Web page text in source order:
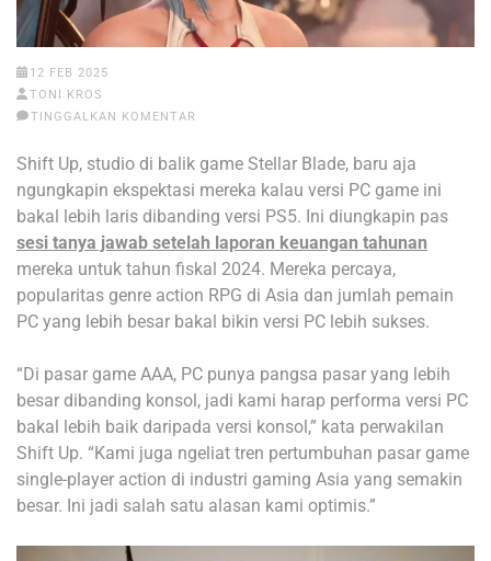
12 FEB 2025
TONI KROS
TINGGALKAN KOMENTAR
Shift Up, studio di balik game Stellar Blade, baru aja
ngungkapin ekspektasi mereka kalau versi PC game ini
bakal lebih laris dibanding versi PS5. Ini diungkapin pas
sesi tanya jawab setelah laporan keuangan tahunan
mereka untuk tahun fiskal 2024. Mereka percaya,
popularitas genre action RPG di Asia dan jumlah pemain
PC yang lebih besar bakal bikin versi PC lebih sukses.
“Di pasar game AAA, PC punya pangsa pasar yang lebih
besar dibanding konsol, jadi kami harap performa versi PC
bakal lebih baik daripada versi konsol,” kata perwakilan
Shift Up. “Kami juga ngeliat tren pertumbuhan pasar game
single-player action di industri gaming Asia yang semakin
besar. Ini jadi salah satu alasan kami optimis.”